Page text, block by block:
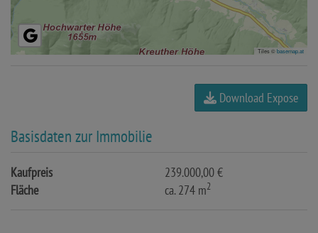
Tiles ©basemap.at
Download Expose
Basisdaten zur Immobilie
Kaufpreis
239.000,00 €
Fläche
ca. 274 m2